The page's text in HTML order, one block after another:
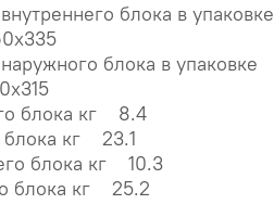
блока в упаковке
блока в упаковке
блока кг 8.4
блока кг 23.1
блока кг 10.3
блока кг 25.2